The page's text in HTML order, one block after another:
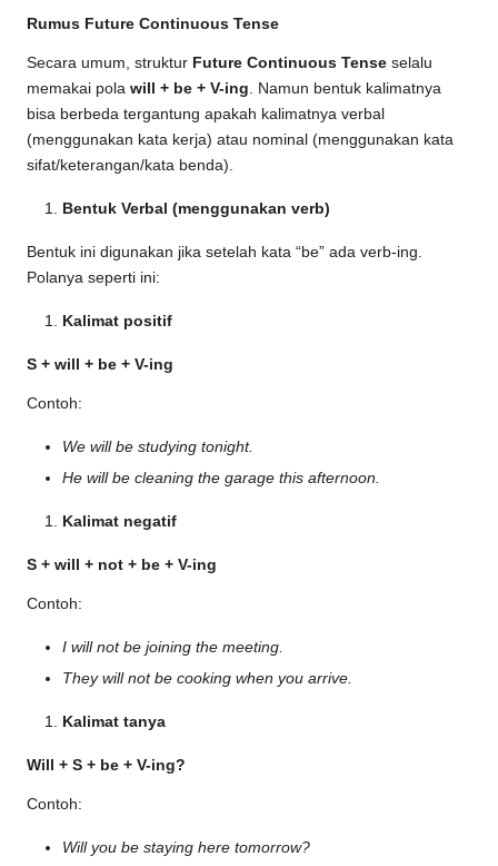
Rumus Future Continuous Tense
Secara umum, struktur Future Continuous Tense selalu
memakai pola will + be + V-ing. Namun bentuk kalimatnya
bisa berbeda tergantung apakah kalimatnya verbal
(menggunakan kata kerja) atau nominal (menggunakan kata
sifat/keterangan/kata benda).
Bentuk Verbal (menggunakan verb)
Bentuk ini digunakan jika setelah kata “be” ada verb-ing.
Polanya seperti ini:
Kalimat positif
S + will + be + V-ing
Contoh:
We will be studying tonight.
He will be cleaning the garage this afternoon.
Kalimat negatif
S + will + not + be + V-ing
Contoh:
I will not be joining the meeting.
They will not be cooking when you arrive.
Kalimat tanya
Will + S + be + V-ing?
Contoh:
Will you be staying here tomorrow?